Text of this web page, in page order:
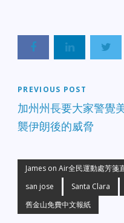
您裡外一新、迎接農曆新
年。從1/10起一連四週，
題依序登場，邀請到國際
認證洗滌技術師沈富育輕
鬆對抗頑劣髒污、養生中
醫李思儀分享年節藥食調
達人朱慧芳年貨採購秘訣
大公開。美西時間每週四
晚間7點，透過網路影音方
式即時與網友互動，週週
送出3本作家親筆簽名書。
PREVIOUS POST
加州州長要大家警覺
襲伊朗後的威脅
James on Air全民運動處芳箋
san jose
Santa Clara
舊金山免費中文報紙